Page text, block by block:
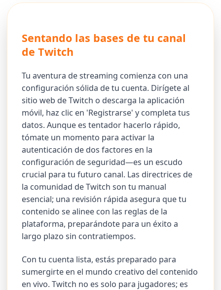
Sentando las bases de tu canal
de Twitch
Tu aventura de streaming comienza con una
configuración sólida de tu cuenta. Dirígete al
sitio web de Twitch o descarga la aplicación
móvil, haz clic en 'Registrarse' y completa tus
datos. Aunque es tentador hacerlo rápido,
tómate un momento para activar la
autenticación de dos factores en la
configuración de seguridad—es un escudo
crucial para tu futuro canal. Las directrices de
la comunidad de Twitch son tu manual
esencial; una revisión rápida asegura que tu
contenido se alinee con las reglas de la
plataforma, preparándote para un éxito a
largo plazo sin contratiempos.
Con tu cuenta lista, estás preparado para
sumergirte en el mundo creativo del contenido
en vivo. Twitch no es solo para jugadores; es